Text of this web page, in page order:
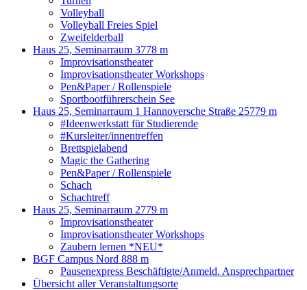
Volleyball
Volleyball Freies Spiel
Zweifelderball
Haus 25, Seminarraum 3778 m
Improvisationstheater
Improvisationstheater Workshops
Pen&Paper / Rollenspiele
Sportbootführerschein See
Haus 25, Seminarraum 1 Hannoversche Straße 25779 m
#Ideenwerkstatt für Studierende
#Kursleiter/innentreffen
Brettspielabend
Magic the Gathering
Pen&Paper / Rollenspiele
Schach
Schachtreff
Haus 25, Seminarraum 2779 m
Improvisationstheater
Improvisationstheater Workshops
Zaubern lernen *NEU*
BGF Campus Nord 888 m
Pausenexpress Beschäftigte/Anmeld. Ansprechpartner
Übersicht aller Veranstaltungsorte